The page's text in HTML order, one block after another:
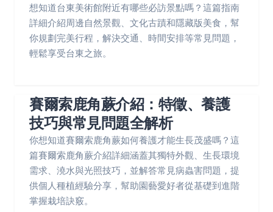
想知道台東美術館附近有哪些必訪景點嗎？這篇指南
詳細介紹周邊自然景觀、文化古蹟和隱藏版美食，幫
你規劃完美行程，解決交通、時間安排等常見問題，
輕鬆享受台東之旅。
賽爾索鹿角蕨介紹：特徵、養護
技巧與常見問題全解析
你想知道賽爾索鹿角蕨如何養護才能生長茂盛嗎？這
篇賽爾索鹿角蕨介紹詳細涵蓋其獨特外觀、生長環境
需求、澆水與光照技巧，並解答常見病蟲害問題，提
供個人種植經驗分享，幫助園藝愛好者從基礎到進階
掌握栽培訣竅。